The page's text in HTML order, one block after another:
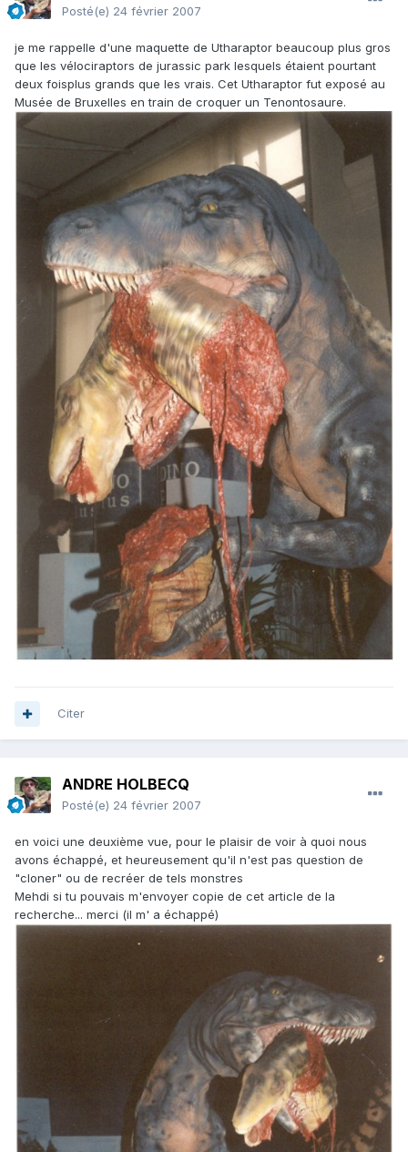
Posté(e) 24 février 2007
je me rappelle d'une maquette de Utharaptor beaucoup plus gros
que les vélociraptors de jurassic park lesquels étaient pourtant
deux foisplus grands que les vrais. Cet Utharaptor fut exposé au
Musée de Bruxelles en train de croquer un Tenontosaure.
Citer
ANDRE HOLBECQ
Posté(e) 24 février 2007
en voici une deuxième vue, pour le plaisir de voir à quoi nous
avons échappé, et heureusement qu'il n'est pas question de
"cloner" ou de recréer de tels monstres
Mehdi si tu pouvais m'envoyer copie de cet article de la
recherche... merci (il m' a échappé)